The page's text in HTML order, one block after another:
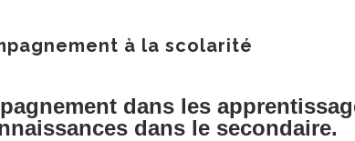
à la scolarité
dans les
dans le secondaire.